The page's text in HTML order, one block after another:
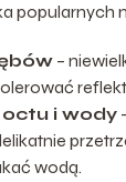
popularnych
–
i wody
wodą.